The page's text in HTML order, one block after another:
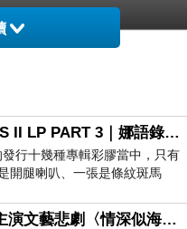
CONFESSIONS II LP PART 3｜娜語錄II LP PART 3
行十幾種專輯彩膠當中，只有
開腿喇叭、一張是條紋斑馬
澳洲商店AU STORE
AI27歲的葛蘭主演文藝悲劇〈情深似海〉 #戀上老電影 #葛蘭 #粟子